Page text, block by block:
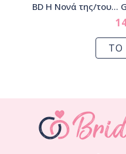
BD Η Νονά της/του…
ΤΟ